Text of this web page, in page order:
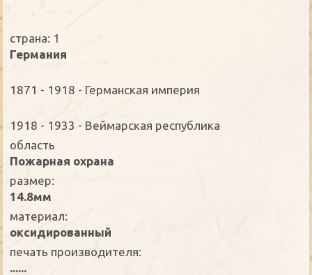
страна: 1
Германия
1871 - 1918 - Германская империя
1918 - 1933 - Веймарская республика
oбласть
Пожарная охрана
размер:
14.8мм
материал:
оксидированный
печать производителя:
......